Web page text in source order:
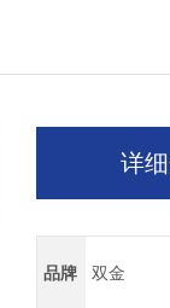
详
品牌 双金